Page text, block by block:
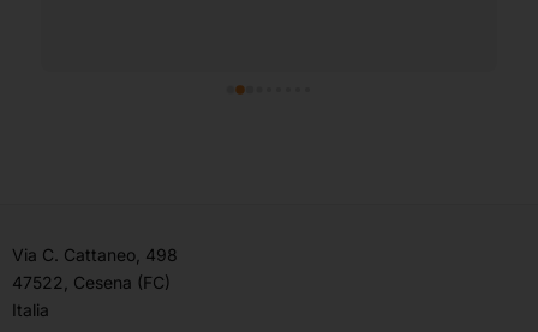
Via C. Cattaneo, 498
47522, Cesena (FC)
Italia